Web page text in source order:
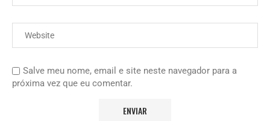
Salve meu nome, email e site neste navegador para a
próxima vez que eu comentar.